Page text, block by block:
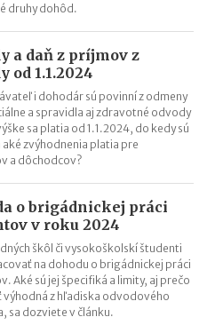
druhy dohôd.
a daň z príjmov z
od 1.1.2024
i dohodár sú povinní z odmeny
a spravidla aj zdravotné odvody
sa platia od 1.1.2024, do kedy sú
aké zvýhodnenia platia pre
a dôchodcov?
o brigádnickej práci
v roku 2024
škôl či vysokoškolskí študenti
na dohodu o brigádnickej práci
Aké sú jej špecifiká a limity, aj prečo
výhodná z hľadiska odvodového
sa dozviete v článku.